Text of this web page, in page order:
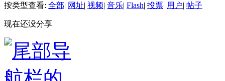
按类型查看: 全部| 网址| 视频| 音乐| Flash| 投票| 用户| 帖子
现在还没分享